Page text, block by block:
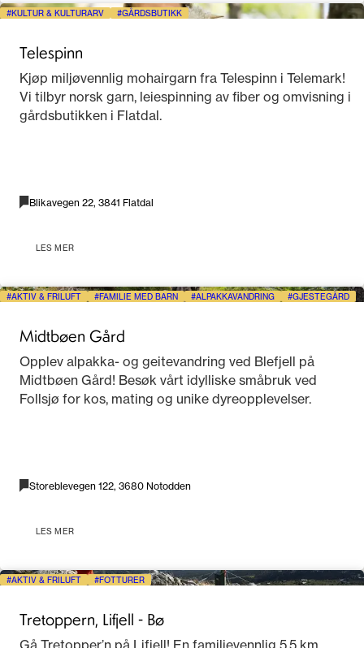
KULTUR & KULTURARV GÅRDSBUTIKK
Telespinn
Kjøp miljøvennlig mohairgarn fra Telespinn i Telemark!
Vi tilbyr norsk garn, leiespinning av fiber og omvisning i
gårdsbutikken i Flatdal.
Blikavegen 22, 3841 Flatdal
LES MER
AKTIV & FRILUFT FAMILIE MED BARN ALPAKKAVANDRING GJESTEGÅRD
Midtbøen Gård
Opplev alpakka- og geitevandring ved Blefjell på
Midtbøen Gård! Besøk vårt idylliske småbruk ved
Follsjø for kos, mating og unike dyreopplevelser.
Storeblevegen 122, 3680 Notodden
LES MER
AKTIV & FRILUFT FOTTURER
Tretoppern, Lifjell - Bø
Gå Tretopper’n på Lifjell! En familievennlig 5,5 km